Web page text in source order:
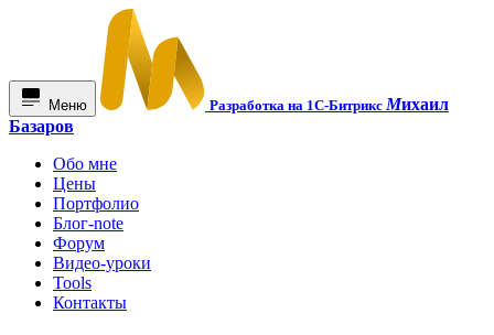
Меню Разработка на 1С-БитриксМихаил
Базаров
Обо мне
Цены
Портфолио
Блог-note
Форум
Видео-уроки
Tools
Контакты